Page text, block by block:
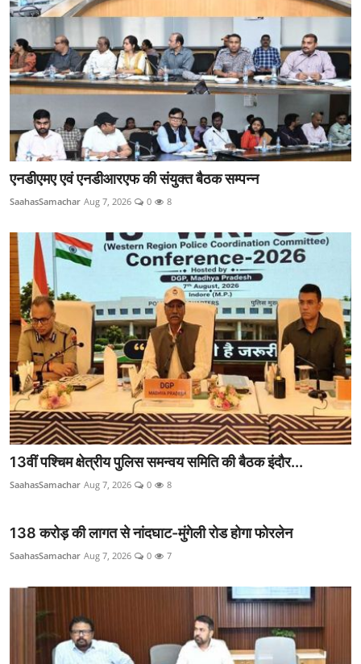
एनडीएमए एवं एनडीआरएफ की संयुक्त बैठक सम्पन्न
SaahasSamachar Aug 7, 2026 0 8
13वीं पश्चिम क्षेत्रीय पुलिस समन्वय समिति की बैठक इंदौर...
SaahasSamachar Aug 7, 2026 0 8
138 करोड़ की लागत से नांदघाट-मुंगेली रोड होगा फोरलेन
SaahasSamachar Aug 7, 2026 0 7